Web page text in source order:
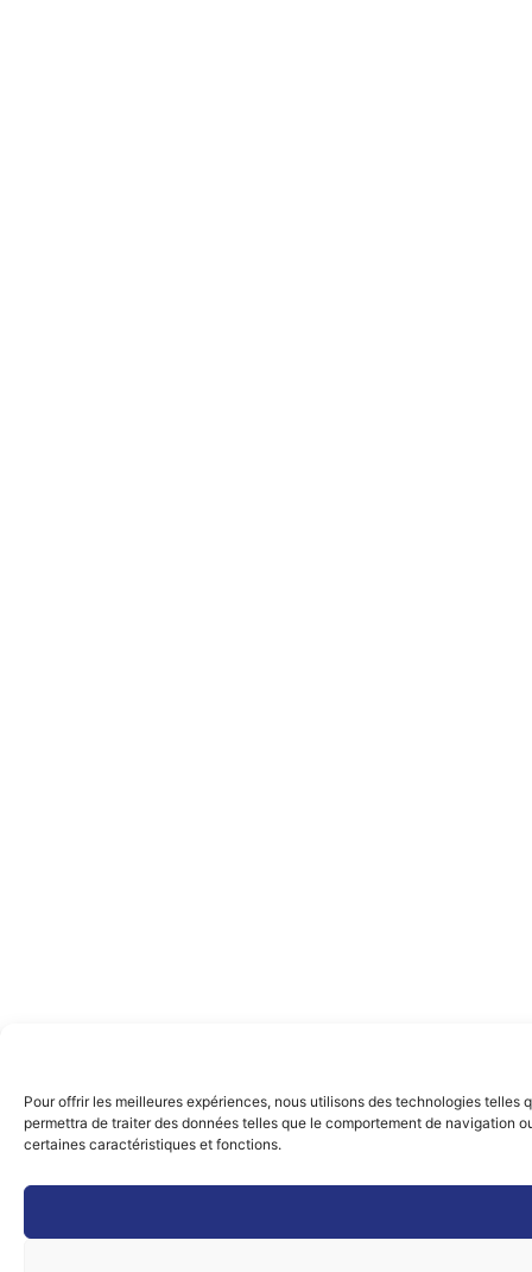
Pour offrir les meilleures expériences, nous utilisons des technologies
permettra de traiter des données telles que le comportement de navigation
certaines caractéristiques et fonctions.